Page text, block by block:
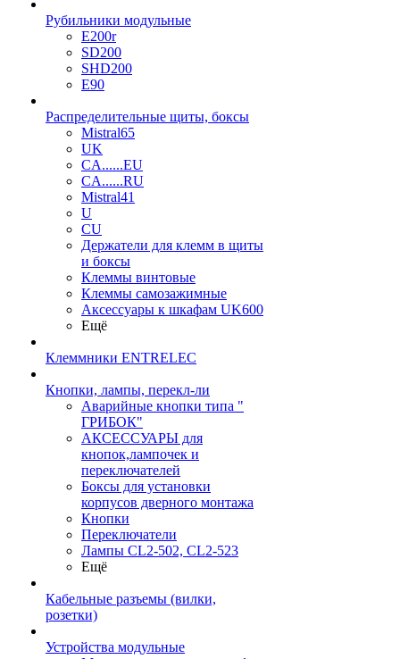
Рубильники модульные
E200r
SD200
SHD200
E90
Распределительные щиты, боксы
Mistral65
UK
CA......EU
CA......RU
Mistral41
U
CU
Держатели для клемм в щиты
и боксы
Клеммы винтовые
Клеммы самозажимные
Аксессуары к шкафам UK600
Ещё
Клеммники ENTRELEC
Кнопки, лампы, перекл-ли
Аварийные кнопки типа "
ГРИБОК"
АКСЕССУАРЫ для
кнопок,лампочек и
переключателей
Боксы для установки
корпусов дверного монтажа
Кнопки
Переключатели
Лампы CL2-502, CL2-523
Ещё
Кабельные разъемы (вилки,
розетки)
Устройства модульные